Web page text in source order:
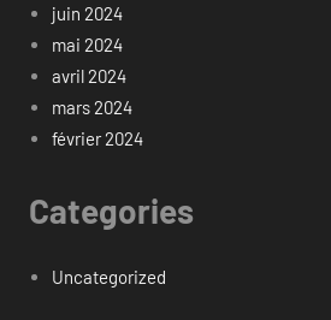
juin 2024
mai 2024
avril 2024
mars 2024
février 2024
Categories
Uncategorized